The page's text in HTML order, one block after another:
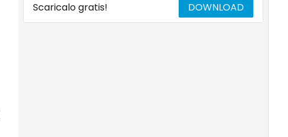
Scaricalo gratis! DOWNLOAD